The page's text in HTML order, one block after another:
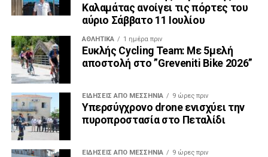
Καλαμάτας ανοίγει τις πόρτες του
αύριο Σάββατο 11 Ιουλίου
ΑΘΛΗΤΙΚΆ 1 ημέρα πριν
Ευκλής Cycling Team: Με 5μελή
αποστολή στο ”Greveniti Bike 2026”
ΕΙΔΉΣΕΙΣ ΑΠΟ ΜΕΣΣΗΝΊΑ 9 ώρες πριν
Υπερσύγχρονο drone ενισχύει την
πυροπροστασία στο Πεταλίδι
ΕΙΔΉΣΕΙΣ ΑΠΟ ΜΕΣΣΗΝΊΑ 9 ώρες πριν